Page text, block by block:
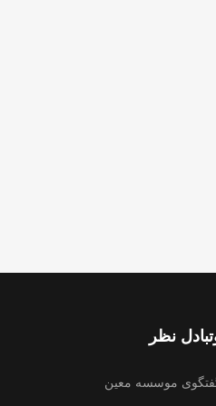
نظر
موسسه معین